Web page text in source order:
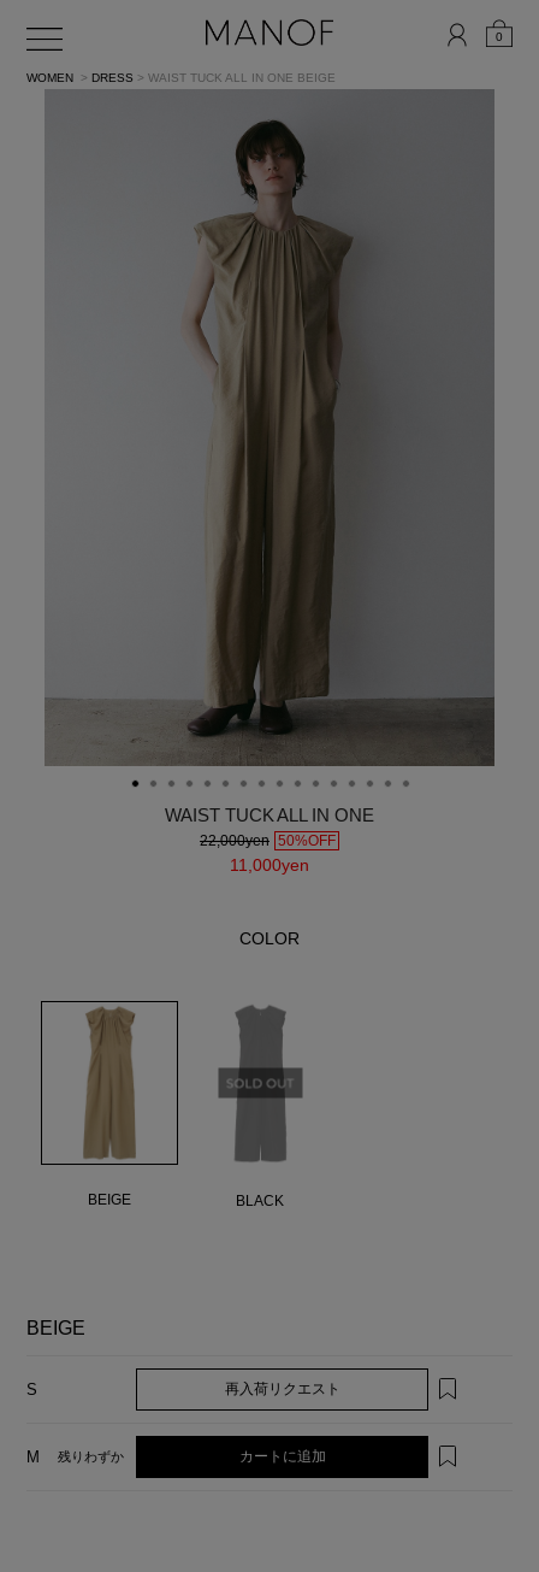
0
WOMEN > DRESS > WAIST TUCK ALL IN ONE BEIGE
WAIST TUCK ALL IN ONE
22,000yen 50%OFF
11,000yen
COLOR
BEIGE BLACK
BEIGE
S 再入荷リクエスト
M 残りわずか カートに追加